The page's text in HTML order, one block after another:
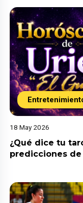
18 May 2026
¿Qué dice tu
predicciones de